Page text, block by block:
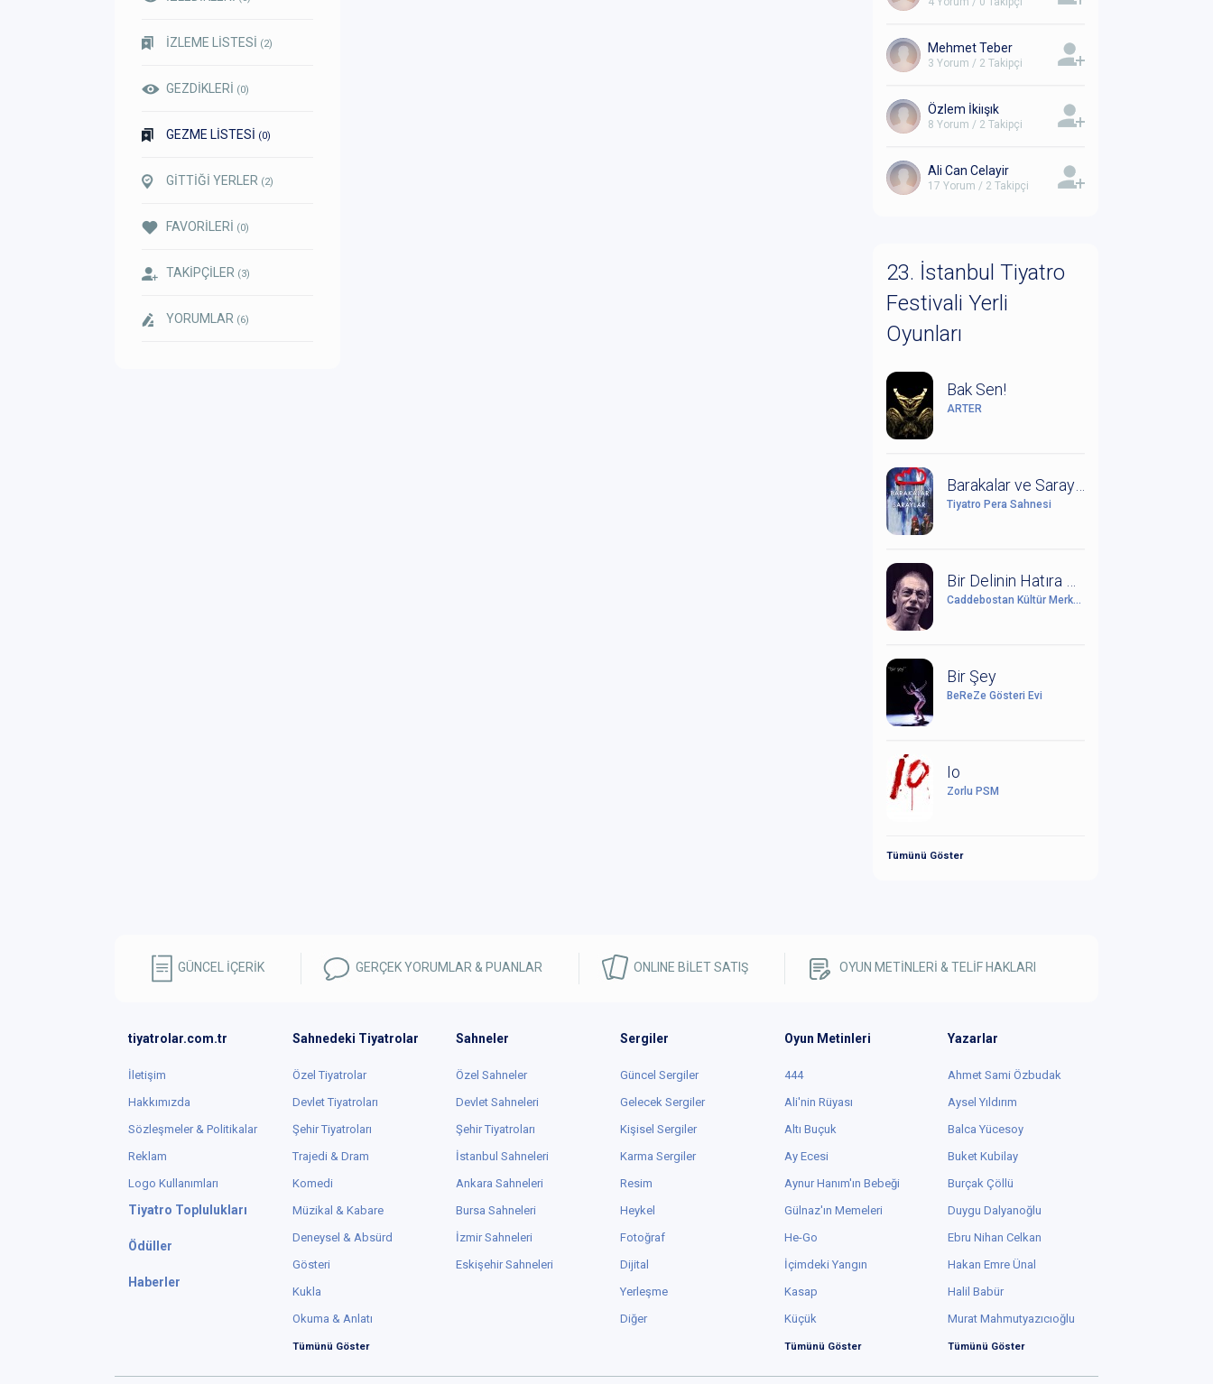
İZLEME LİSTESİ (2)
GEZDİKLERİ (0)
GEZME LİSTESİ (0)
GİTTİĞİ YERLER (2)
FAVORİLERİ (0)
TAKİPÇİLER (3)
YORUMLAR (6)
Mehmet Teber
3 Yorum / 2 Takipçi
Özlem İkiışık
8 Yorum / 2 Takipçi
Ali Can Celayir
17 Yorum / 2 Takipçi
23. İstanbul Tiyatro
Festivali Yerli
Oyunları
Bak Sen!
ARTER
Tiyatro Pera Sahnesi
Caddebostan Kültür Merkezi
Bir Şey
BeReZe Gösteri Evi
Io
Zorlu PSM
Tümünü Göster
GÜNCEL İÇERİK GERÇEK YORUMLAR & PUANLAR ONLINE BİLET SATIŞ OYUN METİNLERİ & TELİF HAKLARI
tiyatrolar.com.tr
İletişim
Hakkımızda
Sözleşmeler & Politikalar
Reklam
Logo Kullanımları
Tiyatro Toplulukları
Ödüller
Haberler
Sahnedeki Tiyatrolar
Özel Tiyatrolar
Devlet Tiyatroları
Şehir Tiyatroları
Trajedi & Dram
Komedi
Müzikal & Kabare
Deneysel & Absürd
Gösteri
Kukla
Okuma & Anlatı
Tümünü Göster
Sahneler
Özel Sahneler
Devlet Sahneleri
Şehir Tiyatroları
İstanbul Sahneleri
Ankara Sahneleri
Bursa Sahneleri
İzmir Sahneleri
Eskişehir Sahneleri
Sergiler
Güncel Sergiler
Gelecek Sergiler
Kişisel Sergiler
Karma Sergiler
Resim
Heykel
Fotoğraf
Dijital
Yerleşme
Diğer
Oyun Metinleri
444
Ali'nin Rüyası
Altı Buçuk
Ay Ecesi
Aynur Hanım'ın Bebeği
Gülnaz'ın Memeleri
He-Go
İçimdeki Yangın
Kasap
Küçük
Tümünü Göster
Yazarlar
Ahmet Sami Özbudak
Aysel Yıldırım
Balca Yücesoy
Buket Kubilay
Burçak Çöllü
Duygu Dalyanoğlu
Ebru Nihan Celkan
Hakan Emre Ünal
Halil Babür
Murat Mahmutyazıcıoğlu
Tümünü Göster